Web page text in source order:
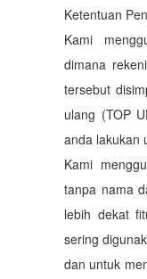
Ketentuan
Kami
dimana
tersebut
ulang (TOP
anda lakukan
Kami
tanpa nama
lebih dekat
sering
dan untuk